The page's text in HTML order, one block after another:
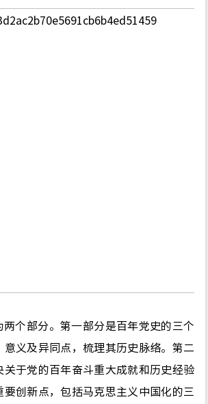
两个部分。第一部分是百年党史的三个
意义及异同点，梳理其历史脉络。第二
关于党的百年奋斗重大成就和历史经验
要创新点，包括马克思主义中国化的三